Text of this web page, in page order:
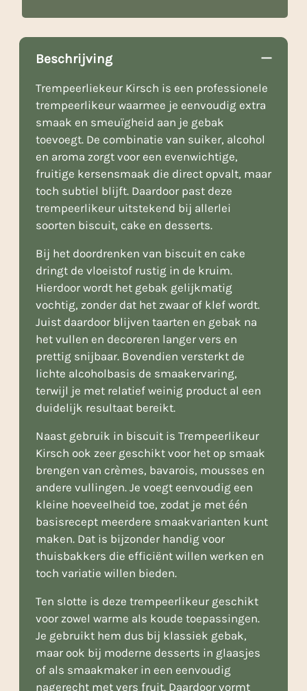
Beschrijving
Trempeerliekeur Kirsch is een professionele
trempeerlikeur waarmee je eenvoudig extra
smaak en smeuïgheid aan je gebak
toevoegt. De combinatie van suiker, alcohol
en aroma zorgt voor een evenwichtige,
fruitige kersensmaak die direct opvalt, maar
toch subtiel blijft. Daardoor past deze
trempeerlikeur uitstekend bij allerlei
soorten biscuit, cake en desserts.
Bij het doordrenken van biscuit en cake
dringt de vloeistof rustig in de kruim.
Hierdoor wordt het gebak gelijkmatig
vochtig, zonder dat het zwaar of klef wordt.
Juist daardoor blijven taarten en gebak na
het vullen en decoreren langer vers en
prettig snijbaar. Bovendien versterkt de
lichte alcoholbasis de smaakervaring,
terwijl je met relatief weinig product al een
duidelijk resultaat bereikt.
Naast gebruik in biscuit is Trempeerlikeur
Kirsch ook zeer geschikt voor het op smaak
brengen van crèmes, bavarois, mousses en
andere vullingen. Je voegt eenvoudig een
kleine hoeveelheid toe, zodat je met één
basisrecept meerdere smaakvarianten kunt
maken. Dat is bijzonder handig voor
thuisbakkers die efficiënt willen werken en
toch variatie willen bieden.
Ten slotte is deze trempeerlikeur geschikt
voor zowel warme als koude toepassingen.
Je gebruikt hem dus bij klassiek gebak,
maar ook bij moderne desserts in glaasjes
of als smaakmaker in een eenvoudig
nagerecht met vers fruit. Daardoor vormt